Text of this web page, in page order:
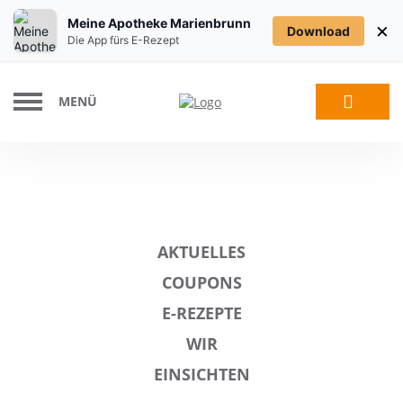
MENÜ
AKTUELLES
COUPONS
E-REZEPTE
WIR
EINSICHTEN
Meine Apotheke Marienbrunn
Die App fürs E-Rezept
Download ×